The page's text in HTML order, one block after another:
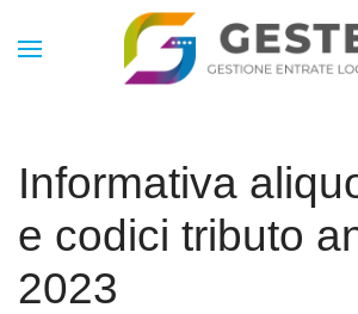
Informativa
e codici tributo
2023